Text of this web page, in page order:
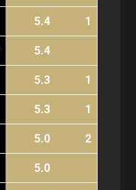
5.4 1
5.4
5.3 1
5.3 1
5.0 2
5.0